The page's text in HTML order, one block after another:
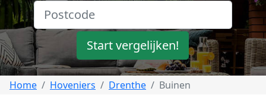
Start vergelijken!
Home Hoveniers Drenthe Buinen